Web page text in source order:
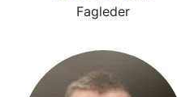
Fagleder